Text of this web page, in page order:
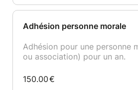
Adhésion personne morale
Adhésion pour une personne
ou association) pour un an.
150.00€